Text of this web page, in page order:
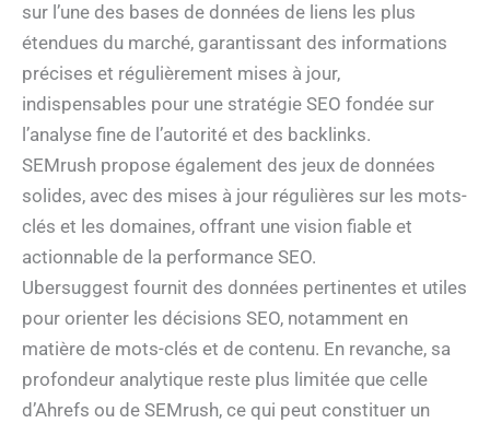
sur l’une des bases de données de liens les plus
étendues du marché, garantissant des informations
précises et régulièrement mises à jour,
indispensables pour une stratégie SEO fondée sur
l’analyse fine de l’autorité et des backlinks.
SEMrush propose également des jeux de données
solides, avec des mises à jour régulières sur les mots-
clés et les domaines, offrant une vision fiable et
actionnable de la performance SEO.
Ubersuggest fournit des données pertinentes et utiles
pour orienter les décisions SEO, notamment en
matière de mots-clés et de contenu. En revanche, sa
profondeur analytique reste plus limitée que celle
d’Ahrefs ou de SEMrush, ce qui peut constituer un